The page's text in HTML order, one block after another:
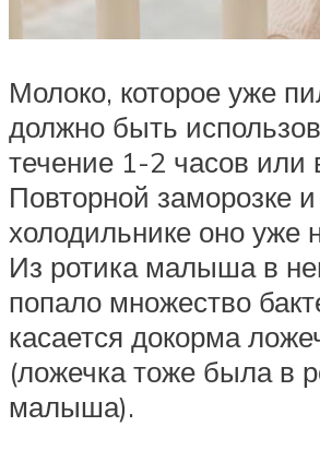
Молоко, которое уже
должно быть
течение 1-2 часов или
Повторной заморозке
холодильнике оно уже
Из ротика малыша в
попало множество
касается докорма
(ложечка тоже была в
малыша).